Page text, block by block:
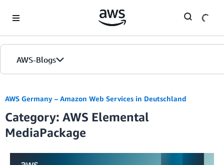
AWS-Blogs
Editionen
AWS Germany – Amazon Web Services in Deutschland
Category: AWS Elemental
MediaPackage